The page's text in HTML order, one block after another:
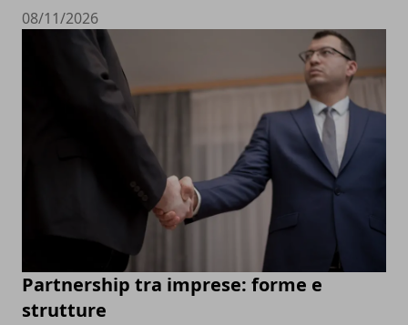
08/11/2026
Partnership tra imprese: forme e
strutture